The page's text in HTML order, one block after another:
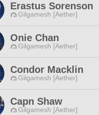
Erastus Sorenson
Gilgamesh [Aether]
Onie Chan
Gilgamesh [Aether]
Condor Macklin
Gilgamesh [Aether]
Capn Shaw
Gilgamesh [Aether]